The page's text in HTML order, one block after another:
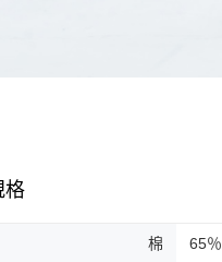
格
棉 65％